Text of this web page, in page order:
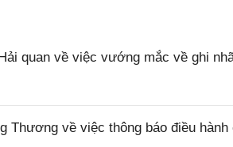
quan về việc vướng mắc về ghi
Thương về việc thông báo điều hành